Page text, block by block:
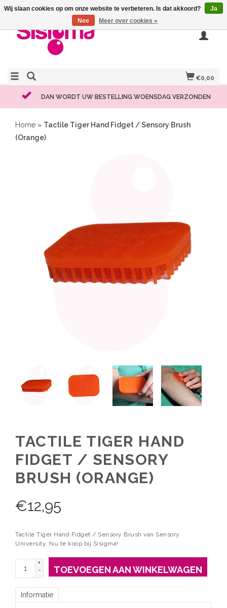
€0,00
DAN WORDT UW BESTELLING WOENSDAG VERZONDEN
Home » Tactile Tiger Hand Fidget / Sensory Brush
(Orange)
TACTILE TIGER HAND
FIDGET / SENSORY
BRUSH (ORANGE)
€12,95
Tactile Tiger Hand Fidget / Sensory Brush van Sensory
University. Nu te koop bij Sisigma!
+
-
TOEVOEGEN AAN WINKELWAGEN
Informatie
Wij slaan cookies op om onze website te verbeteren. Is dat akkoord?
Ja
Nee
Meer over cookies »